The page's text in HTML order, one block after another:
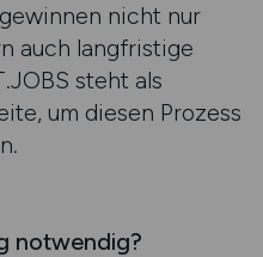
nicht nur
auch langfristige
steht als
um diesen Prozess
notwendig?